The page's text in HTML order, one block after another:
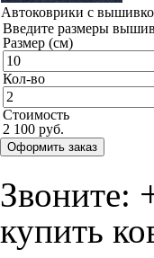
Автоковрики с
Введите размеры
Размер (см)
Кол-во
Стоимость
2 100 руб.
Оформить заказ
Звоните:
купить